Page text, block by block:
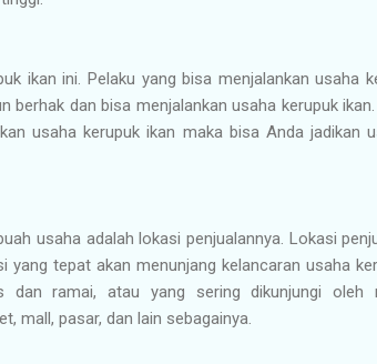
ikan ini. Pelaku yang bisa menjalankan usaha
berhak dan bisa menjalankan usaha kerupuk
usaha kerupuk ikan maka bisa Anda jadikan
usaha adalah lokasi penjualannya. Lokasi
yang tepat akan menunjang kelancaran usaha
dan ramai, atau yang sering dikunjungi oleh
mall, pasar, dan lain sebagainya.